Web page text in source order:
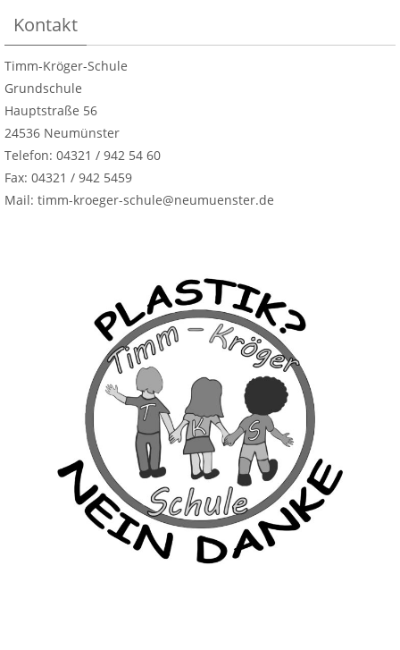
Kontakt
Timm-Kröger-Schule
Grundschule
Hauptstraße 56
24536 Neumünster
Telefon: 04321 / 942 54 60
Fax: 04321 / 942 5459
Mail: timm-kroeger-schule@neumuenster.de